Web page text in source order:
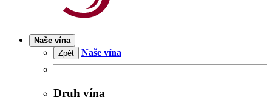
Naše vína
Zpět
Naše vína
Druh vína